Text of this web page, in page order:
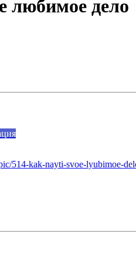
любимое дело
514-kak-nayti-svoe-lyubimoe-